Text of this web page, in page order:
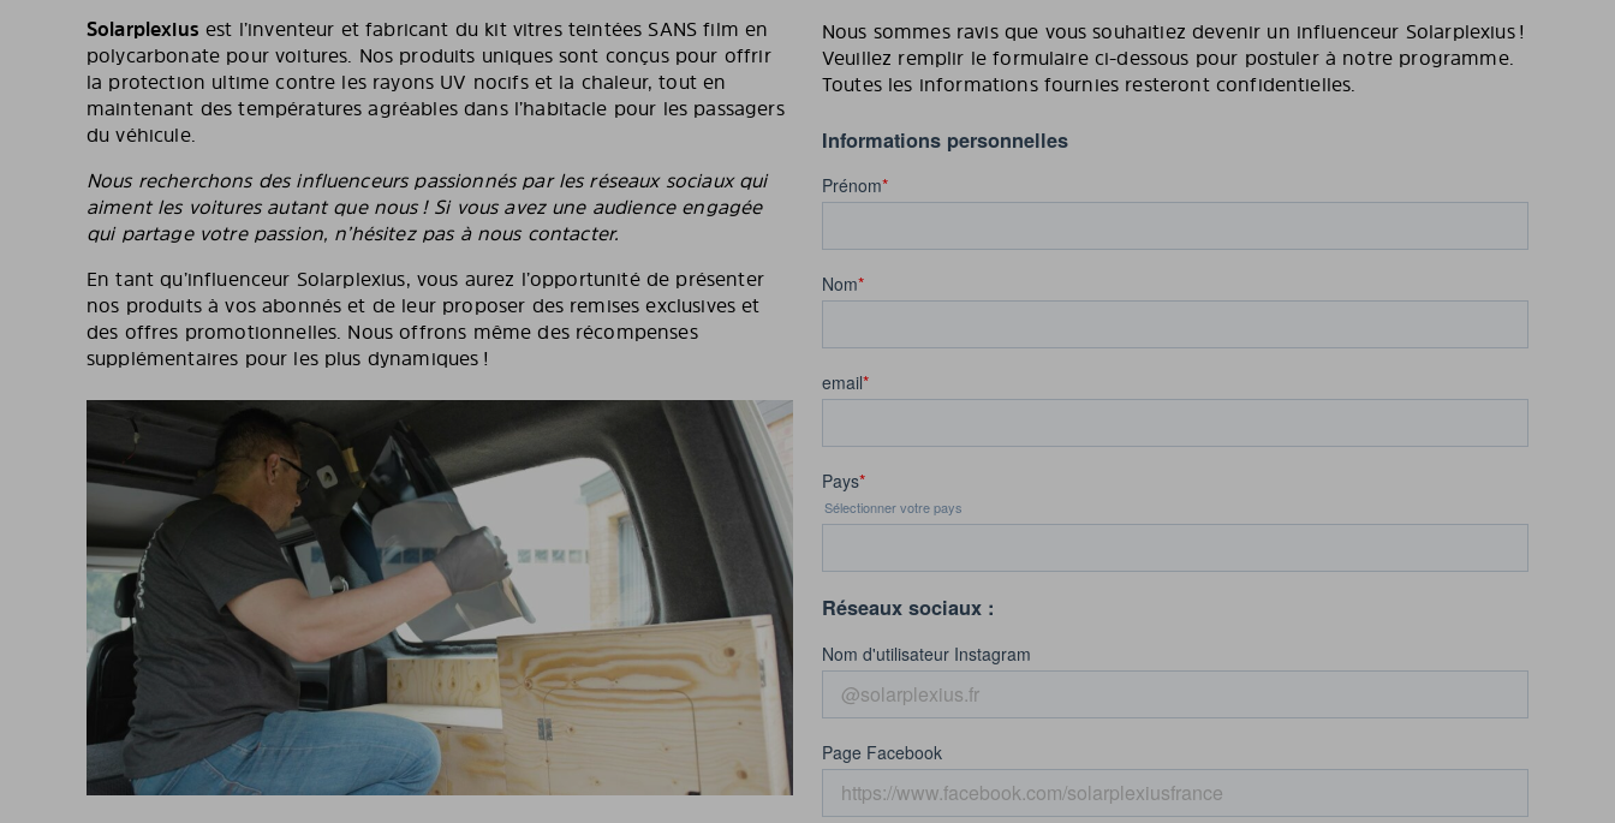
Solarplexius est l’inventeur et fabricant du kit vitres teintées SANS film en
polycarbonate pour voitures. Nos produits uniques sont conçus pour offrir
la protection ultime contre les rayons UV nocifs et la chaleur, tout en
maintenant des températures agréables dans l’habitacle pour les passagers
du véhicule.
Nous recherchons des influenceurs passionnés par les réseaux sociaux qui
aiment les voitures autant que nous ! Si vous avez une audience engagée
qui partage votre passion, n’hésitez pas à nous contacter.
En tant qu’influenceur Solarplexius, vous aurez l’opportunité de présenter
nos produits à vos abonnés et de leur proposer des remises exclusives et
des offres promotionnelles. Nous offrons même des récompenses
supplémentaires pour les plus dynamiques !
Nous sommes ravis que vous souhaitiez devenir un influenceur Solarplexius !
Veuillez remplir le formulaire ci-dessous pour postuler à notre programme.
Toutes les informations fournies resteront confidentielles.